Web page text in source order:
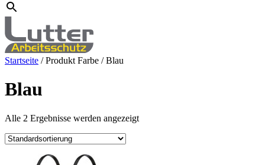
Startseite / Produkt Farbe / Blau
Blau
Alle 2 Ergebnisse werden angezeigt